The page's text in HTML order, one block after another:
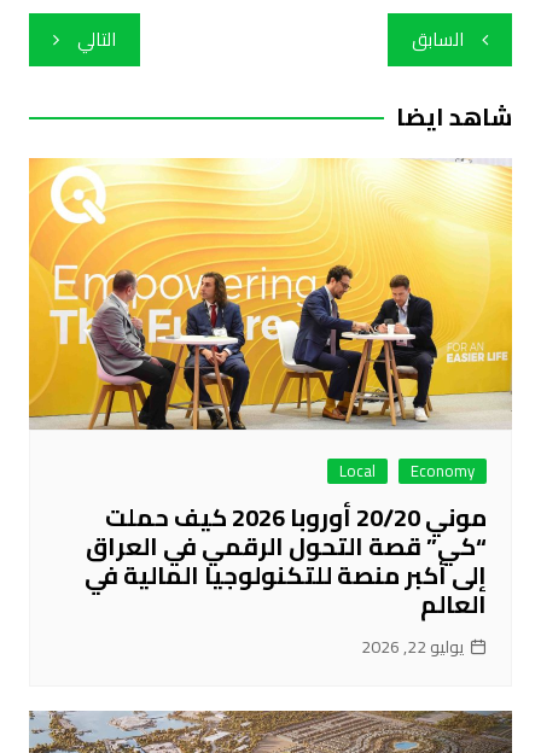
تصفّح
المقالات
السابق التالي
شاهد ايضا
Economy
Local
موني 20/20 أوروبا 2026 كيف حملت
“كي” قصة التحول الرقمي في العراق
إلى أكبر منصة للتكنولوجيا المالية في
العالم
يوليو 22, 2026